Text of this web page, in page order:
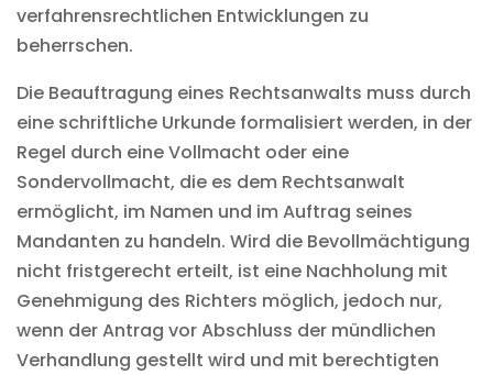
verfahrensrechtlichen Entwicklungen zu
beherrschen.
Die Beauftragung eines Rechtsanwalts muss durch
eine schriftliche Urkunde formalisiert werden, in der
Regel durch eine Vollmacht oder eine
Sondervollmacht, die es dem Rechtsanwalt
ermöglicht, im Namen und im Auftrag seines
Mandanten zu handeln. Wird die Bevollmächtigung
nicht fristgerecht erteilt, ist eine Nachholung mit
Genehmigung des Richters möglich, jedoch nur,
wenn der Antrag vor Abschluss der mündlichen
Verhandlung gestellt wird und mit berechtigten